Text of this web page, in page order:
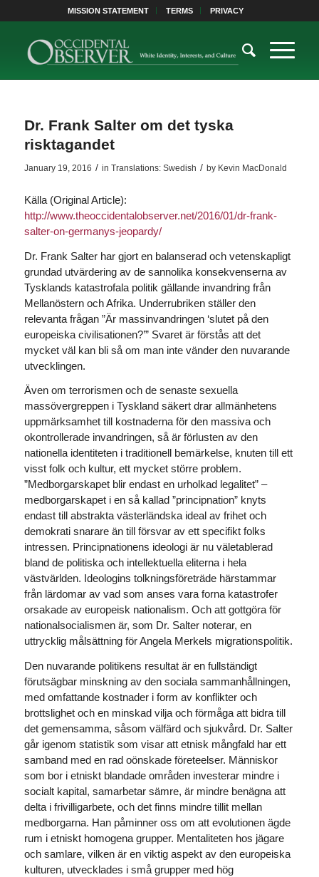
MISSION STATEMENT TERMS PRIVACY
Dr. Frank Salter om det tyska
risktagandet
January 19, 2016 / in Translations: Swedish / by Kevin MacDonald
Källa (Original Article):
http://www.theoccidentalobserver.net/2016/01/dr-frank-
salter-on-germanys-jeopardy/
Dr. Frank Salter har gjort en balanserad och vetenskapligt
grundad utvärdering av de sannolika konsekvenserna av
Tysklands katastrofala politik gällande invandring från
Mellanöstern och Afrika. Underrubriken ställer den
relevanta frågan ”Är massinvandringen ‘slutet på den
europeiska civilisationen?’” Svaret är förstås att det
mycket väl kan bli så om man inte vänder den nuvarande
utvecklingen.
Även om terrorismen och de senaste sexuella
massövergreppen i Tyskland säkert drar allmänhetens
uppmärksamhet till kostnaderna för den massiva och
okontrollerade invandringen, så är förlusten av den
nationella identiteten i traditionell bemärkelse, knuten till ett
visst folk och kultur, ett mycket större problem.
”Medborgarskapet blir endast en urholkad legalitet” –
medborgarskapet i en så kallad ”principnation” knyts
endast till abstrakta västerländska ideal av frihet och
demokrati snarare än till försvar av ett specifikt folks
intressen. Principnationens ideologi är nu väletablerad
bland de politiska och intellektuella eliterna i hela
västvärlden. Ideologins tolkningsföreträde härstammar
från lärdomar av vad som anses vara forna katastrofer
orsakade av europeisk nationalism. Och att gottgöra för
nationalsocialismen är, som Dr. Salter noterar, en
uttrycklig målsättning för Angela Merkels migrationspolitik.
Den nuvarande politikens resultat är en fullständigt
förutsägbar minskning av den sociala sammanhållningen,
med omfattande kostnader i form av konflikter och
brottslighet och en minskad vilja och förmåga att bidra till
det gemensamma, såsom välfärd och sjukvård. Dr. Salter
går igenom statistik som visar att etnisk mångfald har ett
samband med en rad oönskade företeelser. Människor
som bor i etniskt blandade områden investerar mindre i
socialt kapital, samarbetar sämre, är mindre benägna att
delta i frivilligarbete, och det finns mindre tillit mellan
medborgarna. Han påminner oss om att evolutionen ägde
rum i etniskt homogena grupper. Mentaliteten hos jägare
och samlare, vilken är en viktig aspekt av den europeiska
kulturen, utvecklades i små grupper med hög